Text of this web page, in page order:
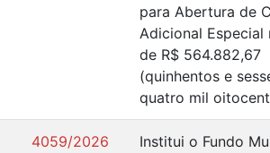
para Abertura de
Adicional Especial
de R$ 564.882,67
(quinhentos e
quatro mil
4059/2026
Institui o Fundo